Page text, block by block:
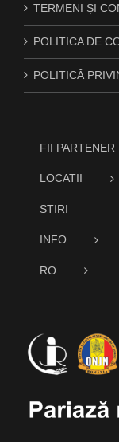
TERMENI ȘI
POLITICA DE
POLITICĂ
FII PARTENER
LOCATII
STIRI
INFO
RO